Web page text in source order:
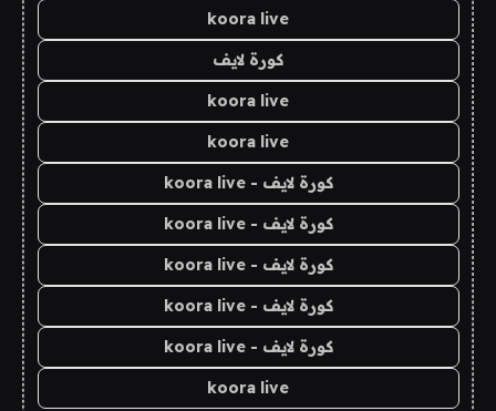
koora live
كورة لايف
koora live
koora live
كورة لايف - koora live
كورة لايف - koora live
كورة لايف - koora live
كورة لايف - koora live
كورة لايف - koora live
koora live